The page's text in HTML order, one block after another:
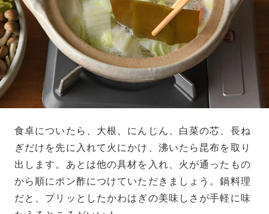
食卓についたら、大根、にんじん、白菜の芯、長ね
ぎだけを先に入れて火にかけ、沸いたら昆布を取り
出します。あとは他の具材を入れ、火が通ったもの
から順にポン酢につけていただきましょう。鍋料理
だと、プリッとしたかわはぎの美味しさが手軽に味